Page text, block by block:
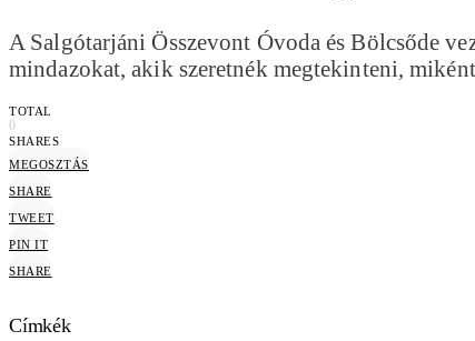
A Salgótarjáni Összevont Óvoda és Bölcsőde
mindazokat, akik szeretnék megtekinteni,
TOTAL
0
SHARES
MEGOSZTÁS
SHARE
TWEET
PIN IT
SHARE
Címkék